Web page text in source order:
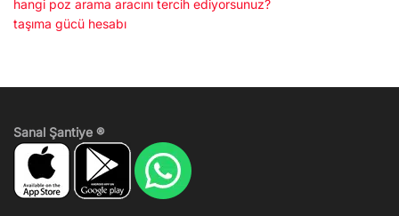
hangi poz arama aracını tercih ediyorsunuz?
taşıma gücü hesabı
Sanal Şantiye ®